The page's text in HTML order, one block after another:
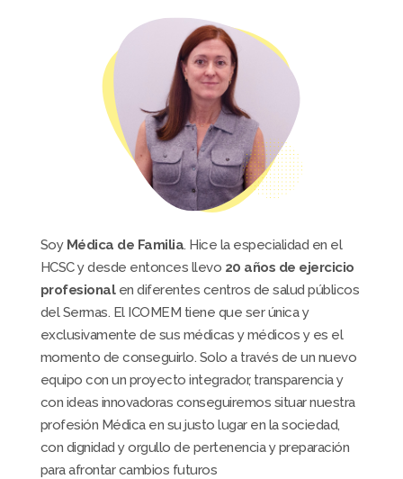
Soy Médica de Familia. Hice la especialidad en el
HCSC y desde entonces llevo 20 años de ejercicio
profesionalen diferentes centros de salud públicos
del Sermas. El ICOMEM tiene que ser única y
exclusivamente de sus médicas y médicos y es el
momento de conseguirlo. Solo a través de un nuevo
equipo con un proyecto integrador, transparencia y
con ideas innovadoras conseguiremos situar nuestra
profesión Médica en su justo lugar en la sociedad,
con dignidad y orgullo de pertenencia y preparación
para afrontar cambios futuros